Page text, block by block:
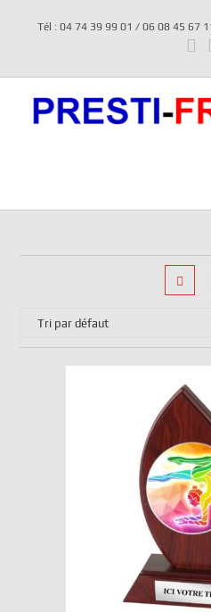
Tél : 04 74 39 99 01 / 06 08 45 67